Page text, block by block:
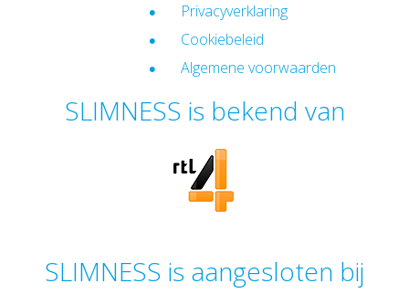
Privacyverklaring
Cookiebeleid
Algemene voorwaarden
SLIMNESS is bekend van
SLIMNESS is aangesloten bij